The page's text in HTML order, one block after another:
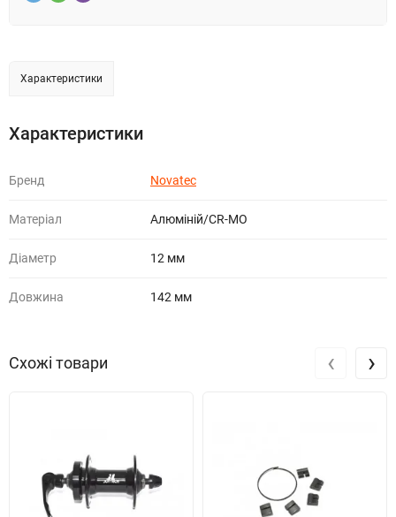
Характеристики
Характеристики
Бренд Novatec
Матеріал Алюміній/CR-MO
Діаметр 12 мм
Довжина 142 мм
Схожі товари ‹ ›